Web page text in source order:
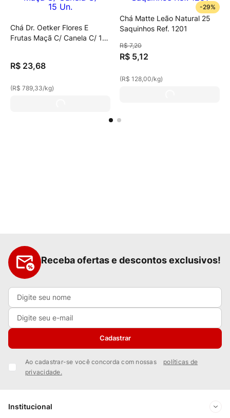
Chá Dr. Oetker Flores E
Frutas Maçã C/ Canela C/ 15
R$ 23,68
(R$ 789,33/kg)
-29%
Chá Matte Leão Natural 25
Saquinhos Ref. 1201
R$ 7,20
R$ 5,12
(R$ 128,00/kg)
Receba ofertas e descontos exclusivos!
Cadastrar
Ao cadastrar-se você concorda com nossas
políticas de
privacidade.
Institucional